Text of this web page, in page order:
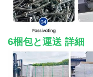
6梱包と運送 詳細